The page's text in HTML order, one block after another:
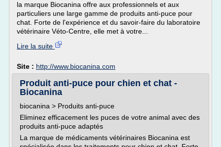
la marque Biocanina offre aux professionnels et aux
particuliers une large gamme de produits anti-puce pour
chat. Forte de l'expérience et du savoir-faire du laboratoire
vétérinaire Véto-Centre, elle met à votre...
Lire la suite
Site : http://www.biocanina.com
Produit anti-puce pour chien et chat -
Biocanina
biocanina > Produits anti-puce
Eliminez efficacement les puces de votre animal avec des
produits anti-puce adaptés
La marque de médicaments vétérinaires Biocanina est